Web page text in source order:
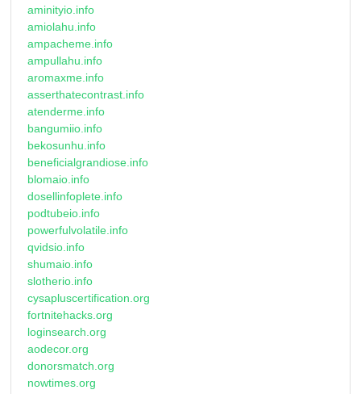
aminityio.info
amiolahu.info
ampacheme.info
ampullahu.info
aromaxme.info
asserthatecontrast.info
atenderme.info
bangumiio.info
bekosunhu.info
beneficialgrandiose.info
blomaio.info
dosellinfoplete.info
podtubeio.info
powerfulvolatile.info
qvidsio.info
shumaio.info
slotherio.info
cysapluscertification.org
fortnitehacks.org
loginsearch.org
aodecor.org
donorsmatch.org
nowtimes.org